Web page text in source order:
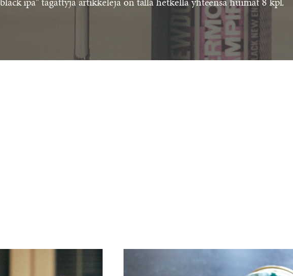
ipa" tägättyjä artikkeleja on tällä hetkellä yhteensä huimat 8 kpl.